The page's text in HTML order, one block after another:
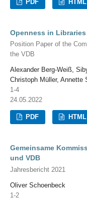
PDF HTML
Openness in Libraries
Position Paper of the
the VDB
Alexander Berg-Weiß,
Christoph Müller, Annette
1-4
24.05.2022
PDF HTML
Gemeinsame
und VDB
Jahresbericht 2021
Oliver Schoenbeck
1-2